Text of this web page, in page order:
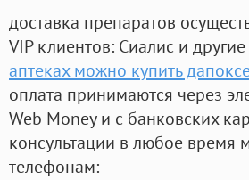
доставка препаратов
VIP клиентов: Сиалис и
аптеках можно купить
оплата принимаются через
Web Money и с банковских
консультации в любое время
телефонам: